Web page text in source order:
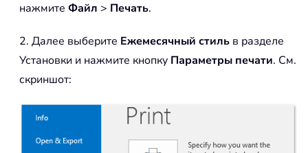
нажмите Файл > Печать.
2. Далее выберите Ежемесячный стиль в разделе
Установки и нажмите кнопку Параметры печати. См.
скриншот: